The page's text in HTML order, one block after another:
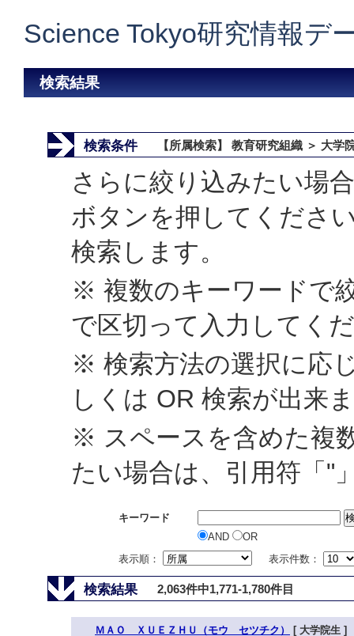
Science Tokyo研究情報デ
検索結果
検索条件 【所属検索】 教育研究組織 ＞ 大学
さらに絞り込みたい場
ボタンを押してくださ
検索します。
※ 複数のキーワードで
で区切って入力してく
※ 検索方法の選択に応
しくは OR 検索が出来
※ スペースを含めた複
たい場合は、引用符「"
キーワード
AND
OR
表示順：
表示件数：
検索結果 2,063件中1,771-1,780件目
ＭＡＯ ＸＵＥＺＨＵ（モウ セツチク） [ 大学院生 ]